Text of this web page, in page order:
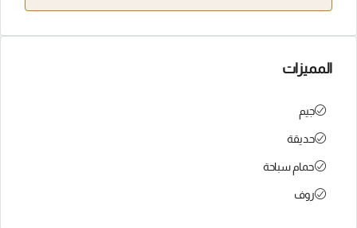
المميزات
جيم
حديقة
حمام سباحة
روف